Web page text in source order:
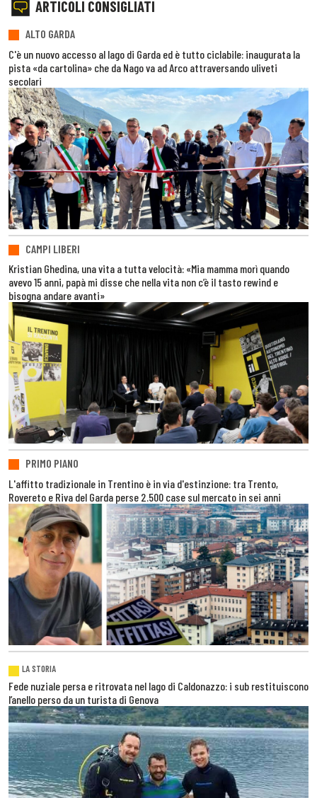
ARTICOLI CONSIGLIATI
ALTO GARDA
C'è un nuovo accesso al lago di Garda ed è tutto ciclabile: inaugurata la
pista «da cartolina» che da Nago va ad Arco attraversando uliveti
secolari
CAMPI LIBERI
Kristian Ghedina, una vita a tutta velocità: «Mia mamma morì quando
avevo 15 anni, papà mi disse che nella vita non c’è il tasto rewind e
bisogna andare avanti»
PRIMO PIANO
L'affitto tradizionale in Trentino è in via d'estinzione: tra Trento,
Rovereto e Riva del Garda perse 2.500 case sul mercato in sei anni
LA STORIA
Fede nuziale persa e ritrovata nel lago di Caldonazzo: i sub restituiscono
l’anello perso da un turista di Genova